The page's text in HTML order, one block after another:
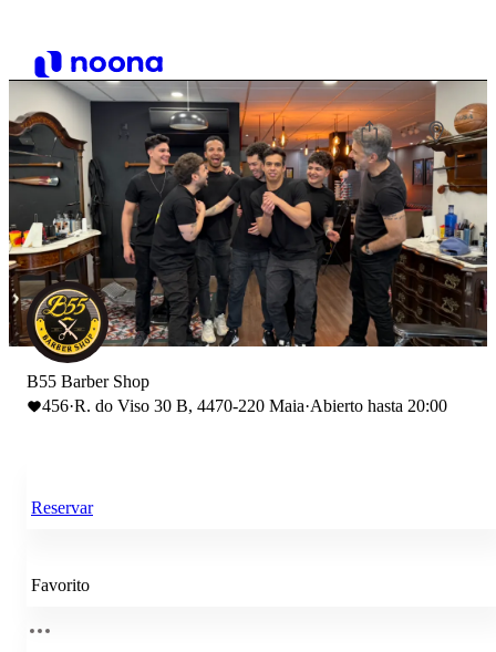
B55 Barber Shop
456·R. do Viso 30 B, 4470-220 Maia·Abierto hasta 20:00
Reservar
Favorito